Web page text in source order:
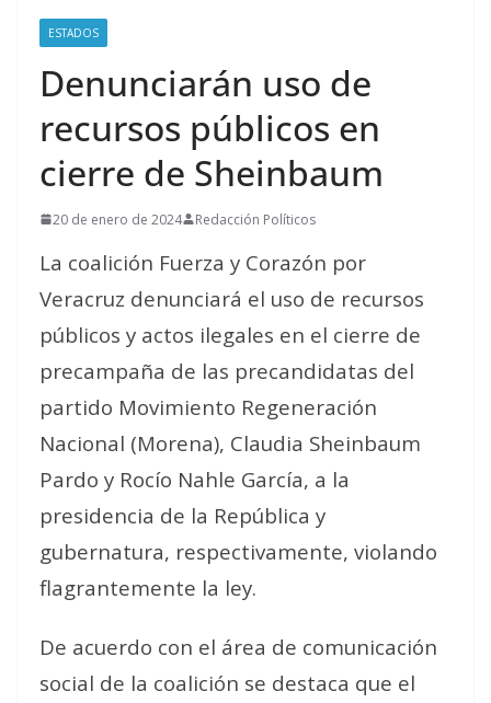
ESTADOS
Denunciarán uso de
recursos públicos en
cierre de Sheinbaum
20 de enero de 2024 Redacción Políticos
La coalición Fuerza y Corazón por
Veracruz denunciará el uso de recursos
públicos y actos ilegales en el cierre de
precampaña de las precandidatas del
partido Movimiento Regeneración
Nacional (Morena), Claudia Sheinbaum
Pardo y Rocío Nahle García, a la
presidencia de la República y
gubernatura, respectivamente, violando
flagrantemente la ley.
De acuerdo con el área de comunicación
social de la coalición se destaca que el